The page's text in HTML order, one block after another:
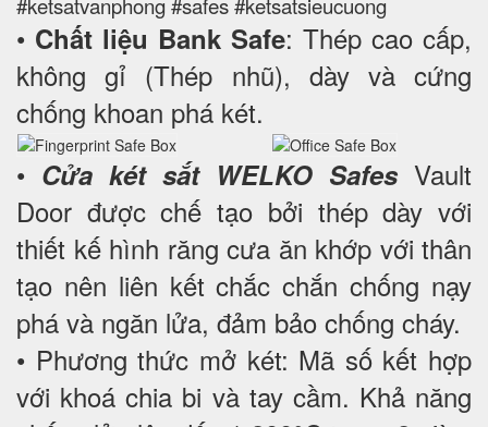
#ketsatvanphong #safes #ketsatsieucuong
• Chất liệu Bank Safe: Thép cao cấp,
không gỉ (Thép nhũ), dày và cứng
chống khoan phá két.
• Cửa két sắt WELKO SafesVault
Door được chế tạo bởi thép dày với
thiết kế hình răng cưa ăn khớp với thân
tạo nên liên kết chắc chắn chống nạy
phá và ngăn lửa, đảm bảo chống cháy.
• Phương thức mở két: Mã số kết hợp
với khoá chia bi và tay cầm. Khả năng